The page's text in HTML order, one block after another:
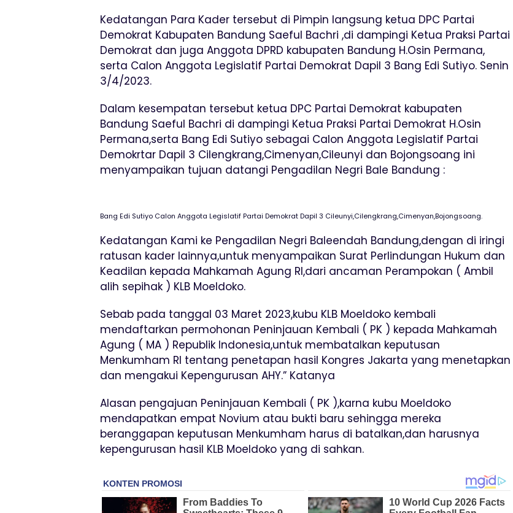
Kedatangan Para Kader tersebut di Pimpin langsung ketua DPC Partai
Demokrat Kabupaten Bandung Saeful Bachri ,di dampingi Ketua Praksi Partai
Demokrat dan juga Anggota DPRD kabupaten Bandung H.Osin Permana,
serta Calon Anggota Legislatif Partai Demokrat Dapil 3 Bang Edi Sutiyo. Senin
3/4/2023.
Dalam kesempatan tersebut ketua DPC Partai Demokrat kabupaten
Bandung Saeful Bachri di dampingi Ketua Praksi Partai Demokrat H.Osin
Permana,serta Bang Edi Sutiyo sebagai Calon Anggota Legislatif Partai
Demokrtar Dapil 3 Cilengkrang,Cimenyan,Cileunyi dan Bojongsoang ini
menyampaikan tujuan datangi Pengadilan Negri Bale Bandung :
Bang Edi Sutiyo Calon Anggota Legislatif Partai Demokrat Dapil 3 Cileunyi,Cilengkrang,Cimenyan,Bojongsoang.
Kedatangan Kami ke Pengadilan Negri Baleendah Bandung,dengan di iringi
ratusan kader lainnya,untuk menyampaikan Surat Perlindungan Hukum dan
Keadilan kepada Mahkamah Agung RI,dari ancaman Perampokan ( Ambil
alih sepihak ) KLB Moeldoko.
Sebab pada tanggal 03 Maret 2023,kubu KLB Moeldoko kembali
mendaftarkan permohonan Peninjauan Kembali ( PK ) kepada Mahkamah
Agung ( MA ) Republik Indonesia,untuk membatalkan keputusan
Menkumham RI tentang penetapan hasil Kongres Jakarta yang menetapkan
dan mengakui Kepengurusan AHY.” Katanya
Alasan pengajuan Peninjauan Kembali ( PK ),karna kubu Moeldoko
mendapatkan empat Novium atau bukti baru sehingga mereka
beranggapan keputusan Menkumham harus di batalkan,dan harusnya
kepengurusan hasil KLB Moeldoko yang di sahkan.